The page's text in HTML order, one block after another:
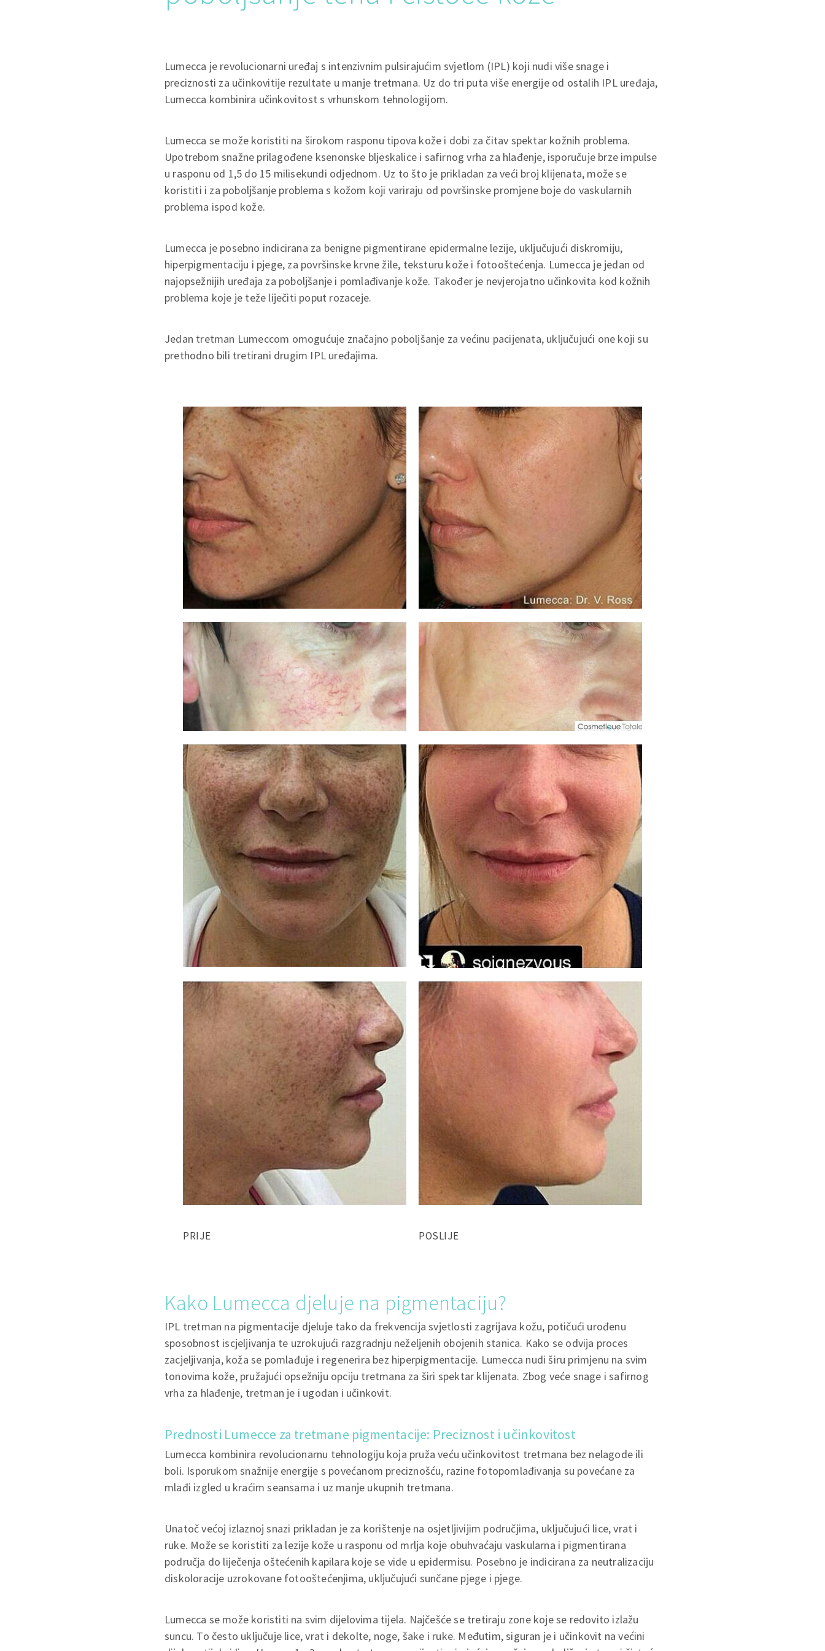
Lumecca je revolucionarni uređaj s intenzivnim pulsirajućim svjetlom (IPL) koji nudi više snage i
preciznosti za učinkovitije rezultate u manje tretmana. Uz do tri puta više energije od ostalih IPL uređaja,
Lumecca kombinira učinkovitost s vrhunskom tehnologijom.
Lumecca se može koristiti na širokom rasponu tipova kože i dobi za čitav spektar kožnih problema.
Upotrebom snažne prilagođene ksenonske bljeskalice i safirnog vrha za hlađenje, isporučuje brze impulse
u rasponu od 1,5 do 15 milisekundi odjednom. Uz to što je prikladan za veći broj klijenata, može se
koristiti i za poboljšanje problema s kožom koji variraju od površinske promjene boje do vaskularnih
problema ispod kože.
Lumecca je posebno indicirana za benigne pigmentirane epidermalne lezije, uključujući diskromiju,
hiperpigmentaciju i pjege, za površinske krvne žile, teksturu kože i fotooštećenja. Lumecca je jedan od
najopsežnijih uređaja za poboljšanje i pomlađivanje kože. Također je nevjerojatno učinkovita kod kožnih
problema koje je teže liječiti poput rozaceje.
Jedan tretman Lumeccom omogućuje značajno poboljšanje za većinu pacijenata, uključujući one koji su
prethodno bili tretirani drugim IPL uređajima.
PRIJE POSLIJE
Kako Lumecca djeluje na pigmentaciju?
IPL tretman na pigmentacije djeluje tako da frekvencija svjetlosti zagrijava kožu, potičući urođenu
sposobnost iscjeljivanja te uzrokujući razgradnju neželjenih obojenih stanica. Kako se odvija proces
zacjeljivanja, koža se pomlađuje i regenerira bez hiperpigmentacije. Lumecca nudi širu primjenu na svim
tonovima kože, pružajući opsežniju opciju tretmana za širi spektar klijenata. Zbog veće snage i safirnog
vrha za hlađenje, tretman je i ugodan i učinkovit.
Prednosti Lumecce za tretmane pigmentacije: Preciznost i učinkovitost
Lumecca kombinira revolucionarnu tehnologiju koja pruža veću učinkovitost tretmana bez nelagode ili
boli. Isporukom snažnije energije s povećanom preciznošću, razine fotopomlađivanja su povećane za
mlađi izgled u kraćim seansama i uz manje ukupnih tretmana.
Unatoč većoj izlaznoj snazi prikladan je za korištenje na osjetljivijim područjima, uključujući lice, vrat i
ruke. Može se koristiti za lezije kože u rasponu od mrlja koje obuhvaćaju vaskularna i pigmentirana
područja do liječenja oštećenih kapilara koje se vide u epidermisu. Posebno je indicirana za neutralizaciju
diskoloracije uzrokovane fotooštećenjima, uključujući sunčane pjege i pjege.
Lumecca se može koristiti na svim dijelovima tijela. Najčešće se tretiraju zone koje se redovito izlažu
suncu. To često uključuje lice, vrat i dekolte, noge, šake i ruke. Međutim, siguran je i učinkovit na većini